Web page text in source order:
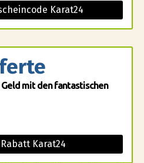
Karat24
mit den fantastischen
Karat24